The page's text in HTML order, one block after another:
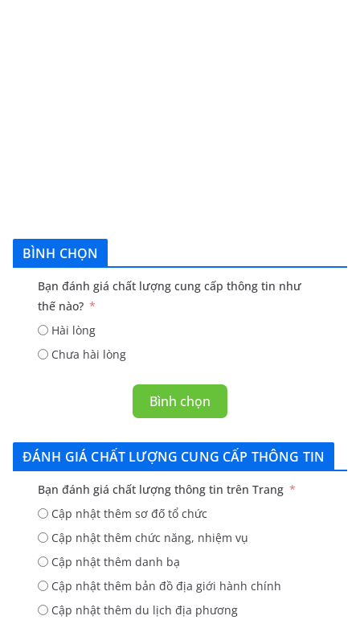
BÌNH CHỌN
Bạn đánh giá chất lượng cung cấp thông tin như
thế nào?
Hài lòng
Chưa hài lòng
Bình chọn
ĐÁNH GIÁ CHẤT LƯỢNG CUNG CẤP THÔNG TIN
Bạn đánh giá chất lượng thông tin trên Trang
Cập nhật thêm sơ đố tổ chức
Cập nhật thêm chức năng, nhiệm vụ
Cập nhật thêm danh bạ
Cập nhật thêm bản đồ địa giới hành chính
Cập nhật thêm du lịch địa phương